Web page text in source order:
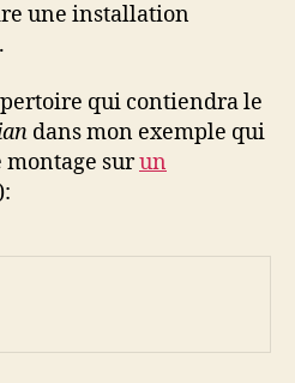
une installation
qui contiendra le
dans mon exemple qui
montage surun